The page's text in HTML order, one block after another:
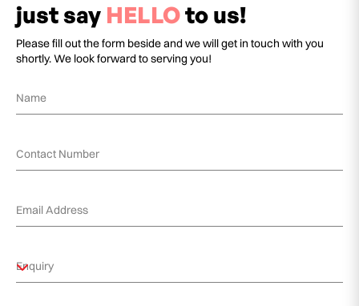
just say HELLOto us!
Please fill out the form beside and we will get in touch with you
shortly. We look forward to serving you!